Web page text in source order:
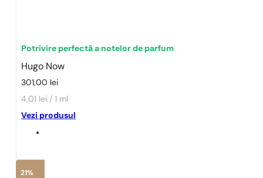
Potrivire perfectă a notelor de parfum
Hugo Now
301,00 lei
4,01 lei / 1 ml
Vezi produsul
21%